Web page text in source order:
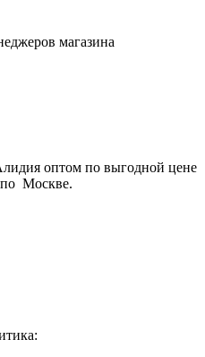
магазина
оптом по выгодной цене
по Москве.